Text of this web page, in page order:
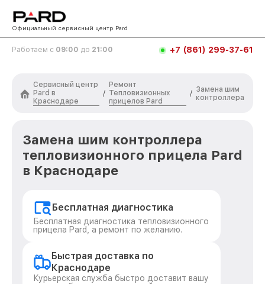
Официальный сервисный центр Pard
Работаем с 09:00 до 21:00 +7 (861) 299-37-61
Сервисный центр
Pard в
Краснодаре
/
Ремонт
Тепловизионных
прицелов Pard
/ Замена шим
контроллера
Замена шим контроллера
тепловизионного прицела Pard
в Краснодаре
Бесплатная диагностика
Бесплатная диагностика тепловизионного
прицела Pard, а ремонт по желанию.
Быстрая доставка по
Краснодаре
Курьерская служба быстро доставит вашу